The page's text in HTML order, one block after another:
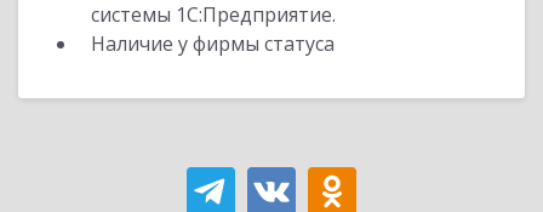
системы 1С:Предприятие.
Наличие у фирмы статуса